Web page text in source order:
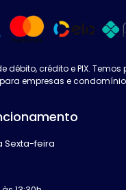
débito, crédito e PIX.
empresas e
Sexta-feira